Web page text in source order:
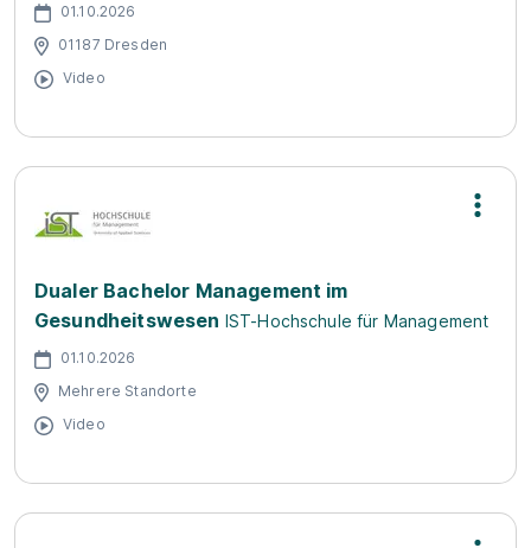
01.10.2026
01187 Dresden
Video
Dualer Bachelor Management im
Gesundheitswesen IST-Hochschule für Management
01.10.2026
Mehrere Standorte
Video